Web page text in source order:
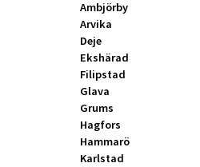
Ambjörby
Arvika
Deje
Ekshärad
Filipstad
Glava
Grums
Hagfors
Hammarö
Karlstad